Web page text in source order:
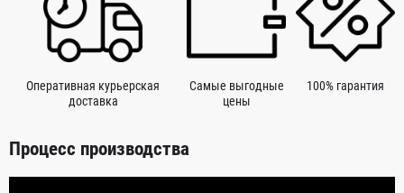
Оперативная курьерская
доставка
Самые выгодные
цены
100% гарантия
Процесс производства